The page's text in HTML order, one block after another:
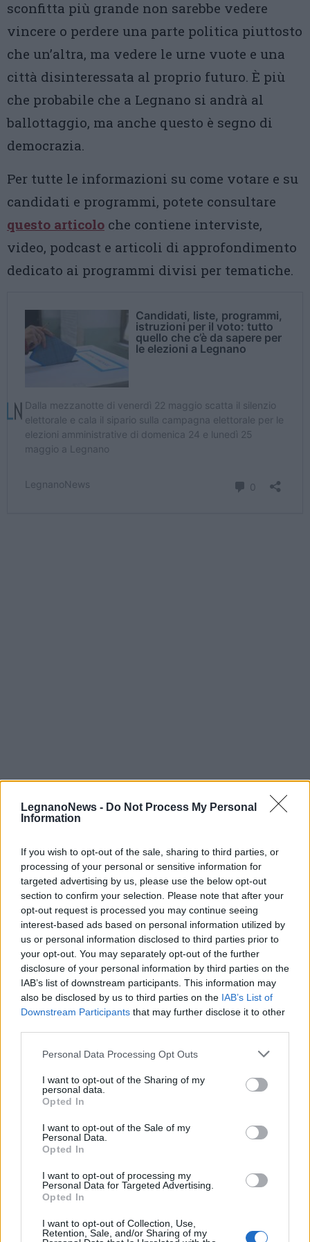
LegnanoNews - Do Not Process My Personal
Information
If you wish to opt-out of the sale, sharing to third parties, or
processing of your personal or sensitive information for
targeted advertising by us, please use the below opt-out
section to confirm your selection. Please note that after your
opt-out request is processed you may continue seeing
interest-based ads based on personal information utilized by
us or personal information disclosed to third parties prior to
your opt-out. You may separately opt-out of the further
disclosure of your personal information by third parties on the
IAB’s list of downstream participants. This information may
also be disclosed by us to third parties on the IAB’s List of
Downstream Participants that may further disclose it to other
Personal Data Processing Opt Outs
I want to opt-out of the Sharing of my
personal data.
Opted In
I want to opt-out of the Sale of my
Personal Data.
Opted In
I want to opt-out of processing my
Personal Data for Targeted Advertising.
Opted In
I want to opt-out of Collection, Use,
Retention, Sale, and/or Sharing of my
sconfitta più grande non sarebbe vedere
vincere o perdere una parte politica piuttosto
che un’altra, ma vedere le urne vuote e una
città disinteressata al proprio futuro. È più
che probabile che a Legnano si andrà al
ballottaggio, ma anche questo è segno di
democrazia.
Per tutte le informazioni su come votare e su
candidati e programmi, potete consultare
questo articolo che contiene interviste,
video, podcast e articoli di approfondimento
dedicato ai programmi divisi per tematiche.
Via Confalonieri, 5
Castronno
Tutti gli eventi
diagosto
Valeria Arini
valeria.arini@legnanonews.com
Noi di LegnanoNews abbiamo a cuore l'informazione del
nostro territorio e cerchiamo di essere sempre in prima
linea per informarvi in modo puntuale.
PIÙ INFORMAZIONI SU
elezioni 2026 legnano
legnano
LEGNANO